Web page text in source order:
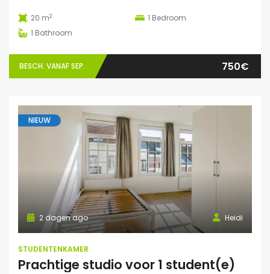
20 m2 1 Bedroom
1 Bathroom
BESCH. VANAF SEP. 750€
NIEUW
Heidi
2 dagen ago
STUDENTENKAMER
Prachtige studio voor 1 student(e)